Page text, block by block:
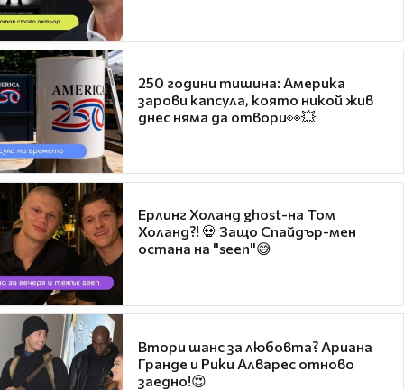
250 години тишина: Америка
зарови капсула, която никой жив
днес няма да отвори👀💥
Ерлинг Холанд ghost-на Том
Холанд?! 💀 Защо Спайдър-мен
остана на "seen"😅
Втори шанс за любовта? Ариана
Гранде и Рики Алварес отново
заедно!😍